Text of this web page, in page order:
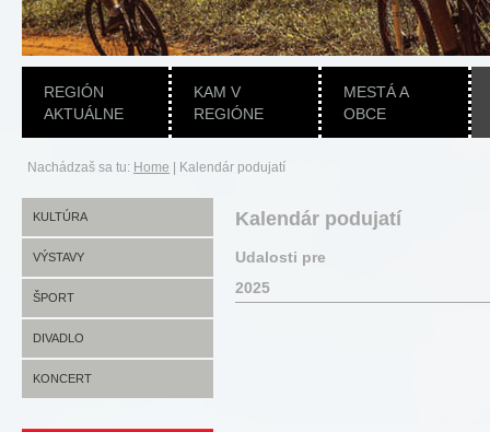
REGIÓN
AKTUÁLNE
KAM V
REGIÓNE
MESTÁ A
OBCE
Nachádzaš sa tu: Home Kalendár podujatí
KULTÚRA
VÝSTAVY
ŠPORT
DIVADLO
KONCERT
Kalendár podujatí
Udalosti pre
2025